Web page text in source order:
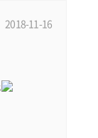
극으로 간
발에 참여
드.......
2018-11-16